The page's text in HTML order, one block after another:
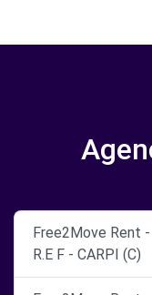
Free2Move Rent -
R.E F - CARPI (C)